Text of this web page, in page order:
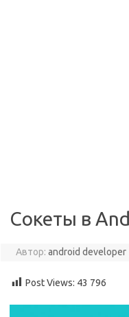
Сокеты в
Автор: android developer
Post Views: 43 796